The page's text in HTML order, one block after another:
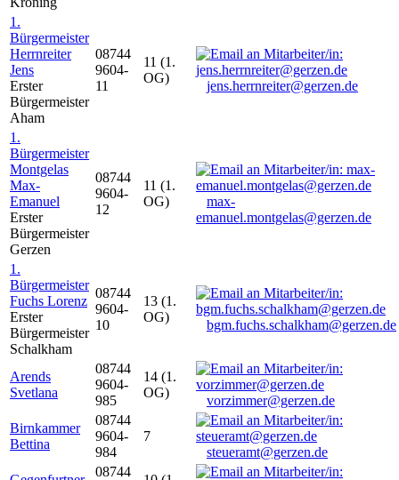
1.
Bürgermeister
Herrnreiter
Jens
Erster
Bürgermeister
Aham
08744
9604-
11
11 (1.
OG)
jens.herrnreiter@gerzen.de
1.
Bürgermeister
Montgelas
Max-
Emanuel
Erster
Bürgermeister
Gerzen
08744
9604-
12
11 (1.
OG)
max-
emanuel.montgelas@gerzen.de
1.
Bürgermeister
Fuchs Lorenz
Erster
Bürgermeister
Schalkham
08744
9604-
10
13 (1.
OG)
bgm.fuchs.schalkham@gerzen.de
Arends
Svetlana
08744
9604-
985
14 (1.
OG)
vorzimmer@gerzen.de
Birnkammer
Bettina
08744
9604-
984
7
steueramt@gerzen.de
08744